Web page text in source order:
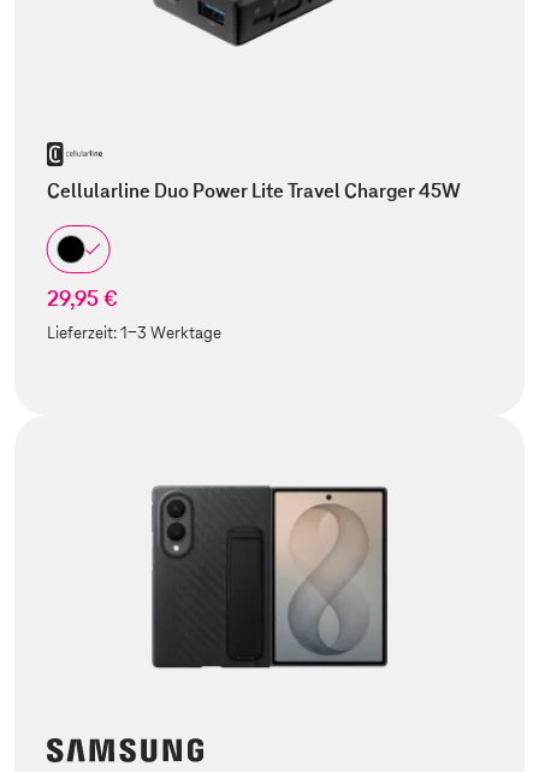
Cellularline Duo Power Lite Travel Charger 45W
29,95 €
Lieferzeit:1-3 Werktage